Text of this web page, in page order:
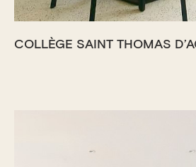
COLLÈGE SAINT THOMAS